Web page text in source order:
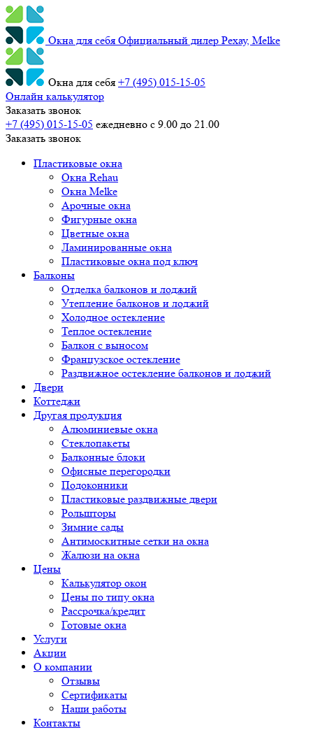
Окна для себя Официальный дилер Рехау, Melke
Окна для себя +7 (495) 015-15-05
Онлайн калькулятор
Заказать звонок
+7 (495) 015-15-05 ежедневно с 9.00 до 21.00
Заказать звонок
Пластиковые окна
Окна Rehau
Окна Melke
Арочные окна
Фигурные окна
Цветные окна
Ламинированные окна
Пластиковые окна под ключ
Балконы
Отделка балконов и лоджий
Утепление балконов и лоджий
Холодное остекление
Теплое остекление
Балкон с выносом
Французское остекление
Раздвижное остекление балконов и лоджий
Двери
Коттеджи
Другая продукция
Алюминиевые окна
Стеклопакеты
Балконные блоки
Офисные перегородки
Подоконники
Пластиковые раздвижные двери
Рольшторы
Зимние сады
Антимоскитные сетки на окна
Жалюзи на окна
Цены
Калькулятор окон
Цены по типу окна
Рассрочка/кредит
Готовые окна
Услуги
Акции
О компании
Отзывы
Сертификаты
Наши работы
Контакты